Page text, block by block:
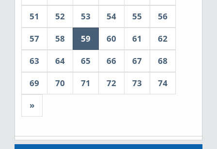
51
52 53 54 55
56
57
58 59 60 61
62
63
64 65 66 67
68
69
70 71 72 73
74
»